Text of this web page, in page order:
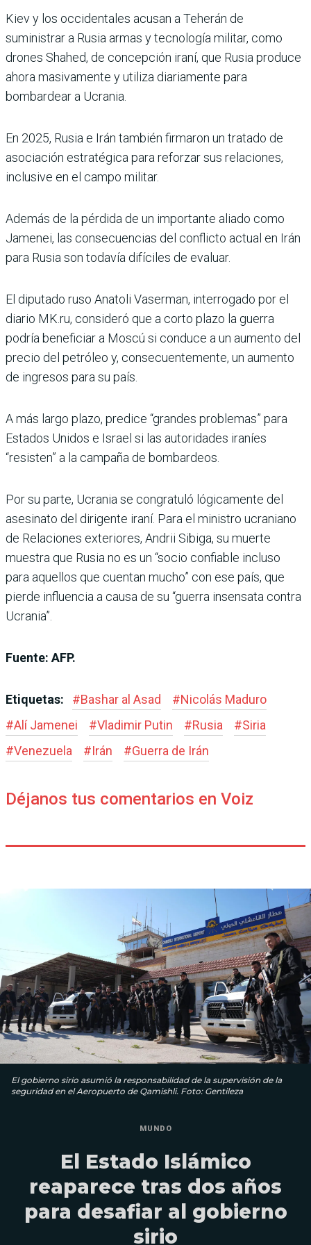
Kiev y los occidentales acusan a Teherán de
suministrar a Rusia armas y tecnología militar, como
drones Shahed, de concepción iraní, que Rusia produce
ahora masivamente y utiliza diariamente para
bombardear a Ucrania.
En 2025, Rusia e Irán también firmaron un tratado de
asociación estratégica para reforzar sus relaciones,
inclusive en el campo militar.
Además de la pérdida de un importante aliado como
Jamenei, las consecuencias del conflicto actual en Irán
para Rusia son todavía difíciles de evaluar.
El diputado ruso Anatoli Vaserman, interrogado por el
diario MK.ru, consideró que a corto plazo la guerra
podría beneficiar a Moscú si conduce a un aumento del
precio del petróleo y, consecuentemente, un aumento
de ingresos para su país.
A más largo plazo, predice “grandes problemas” para
Estados Unidos e Israel si las autoridades iraníes
“resisten” a la campaña de bombardeos.
Por su parte, Ucrania se congratuló lógicamente del
asesinato del dirigente iraní. Para el ministro ucraniano
de Relaciones exteriores, Andrii Sibiga, su muerte
muestra que Rusia no es un “socio confiable incluso
para aquellos que cuentan mucho” con ese país, que
pierde influencia a causa de su “guerra insensata contra
Ucrania”.
Fuente: AFP.
Etiquetas: #Bashar al Asad #Nicolás Maduro
#Alí Jamenei #Vladimir Putin #Rusia #Siria
#Venezuela #Irán #Guerra de Irán
Déjanos tus comentarios en Voiz
El gobierno sirio asumió la responsabilidad de la supervisión de la
seguridad en el Aeropuerto de Qamishli. Foto: Gentileza
MUNDO
El Estado Islámico
reaparece tras dos años
para desafiar al gobierno
sirio